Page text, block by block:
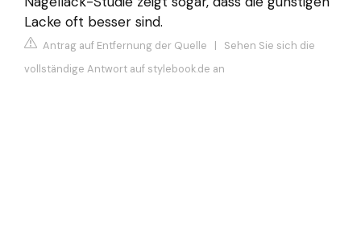
Lacke oft besser sind.
Antrag auf Entfernung der Quelle | Sehen Sie sich die
vollständige Antwort auf stylebook.de an